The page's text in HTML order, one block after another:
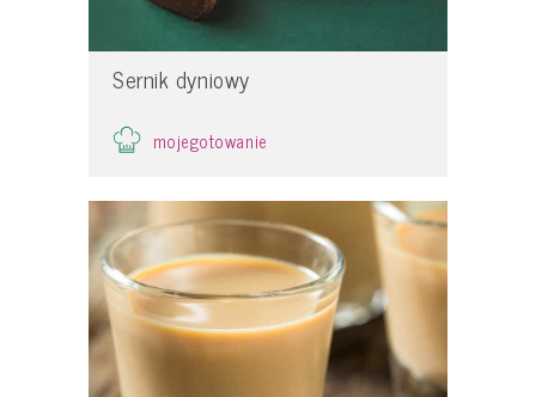
Sernik dyniowy
mojegotowanie